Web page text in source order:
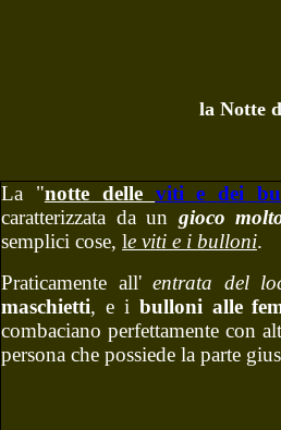
la Notte
La "notte delle viti e dei
caratterizzata da un gioco
semplici cose, le viti e i bulloni.
Praticamente all'entrata del
maschietti, e i bulloni alle
combaciano perfettamente con
persona che possiede la parte